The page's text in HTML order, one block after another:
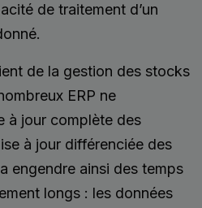
de traitement d’un
de la gestion des stocks
ERP ne
à jour complète des
à jour différenciée des
engendre ainsi des temps
longs : les données